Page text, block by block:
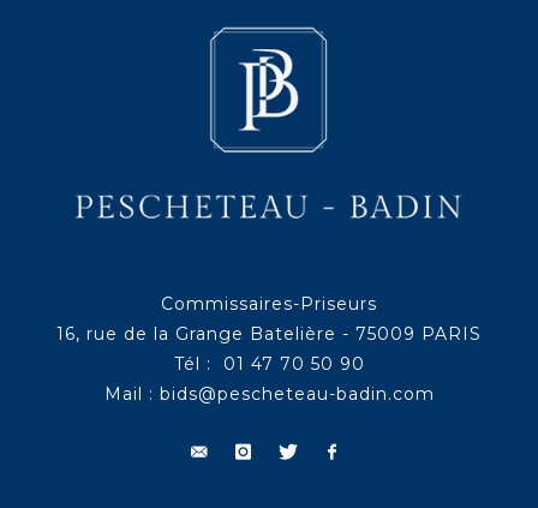
Commissaires-Priseurs
16, rue de la Grange Batelière - 75009 PARIS
Tél : 01 47 70 50 90
Mail : bids@pescheteau-badin.com